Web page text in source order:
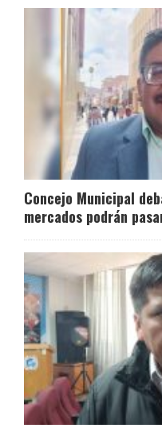
Concejo Municipal
mercados podrán